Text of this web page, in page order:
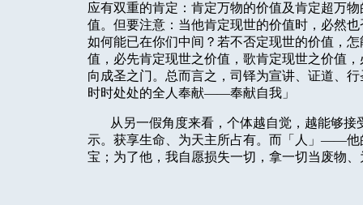
应有双重的肯定：肯定万物的价值及肯定超万
值。但要注意：当他肯定现世的价值时，必然
如何能已在你们中间？若不否定现世的价值，
值，必先肯定现世之价值，歌肯定现世之价值
向成圣之门。总而言之，司铎为宣讲、证道、
时时处处的全人奉献——奉献自我」
从另一假角度来看，个体越自觉，越能够
示。获享生命、为天主所占有。而「人」——
宝；为了他，我自愿损失一切，拿一切当废物